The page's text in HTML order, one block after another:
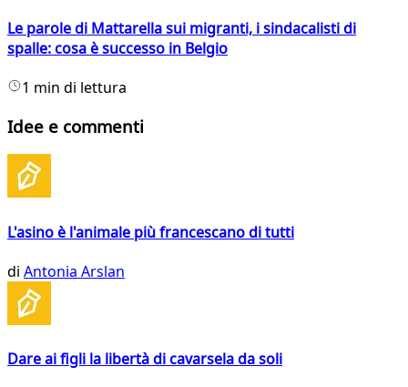
Le parole di Mattarella sui migranti, i sindacalisti di
spalle: cosa è successo in Belgio
1 min di lettura
Idee e commenti
L'asino è l'animale più francescano di tutti
di Antonia Arslan
Dare ai figli la libertà di cavarsela da soli